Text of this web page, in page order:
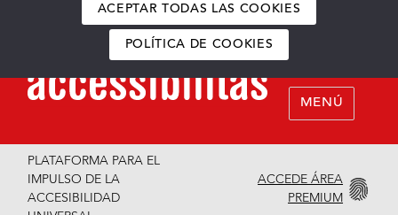
ACEPTAR TODAS LAS COOKIES
POLÍTICA DE COOKIES
MENÚ
PLATAFORMA PARA EL
IMPULSO DE LA
ACCESIBILIDAD
ACCEDE ÁREA
PREMIUM